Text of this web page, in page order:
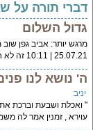
על שונות
השלום
אביב גפן שוב מבקש
הוא
לנו פנים
ושבעת וברכת את ה '
אמר לה משמיה ד ר '